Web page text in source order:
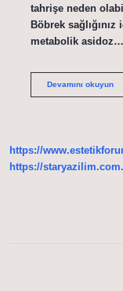
tahrişe neden
Böbrek
metabolik asidoz…
Devamını okuyun
https://
https://